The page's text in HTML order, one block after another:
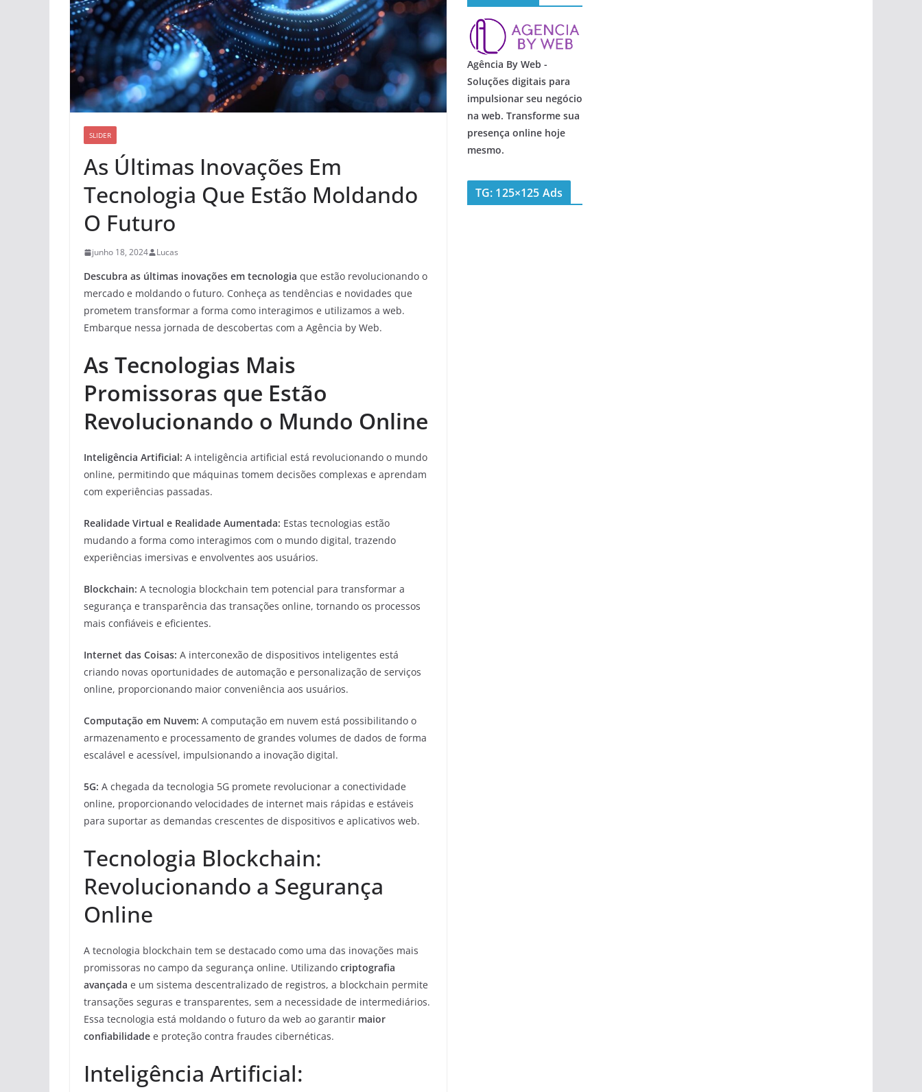
SLIDER
As Últimas Inovações Em
Tecnologia Que Estão Moldando
O Futuro
junho 18, 2024 Lucas
Descubra as últimas inovações em tecnologia que estão revolucionando o
mercado e moldando o futuro. Conheça as tendências e novidades que
prometem transformar a forma como interagimos e utilizamos a web.
Embarque nessa jornada de descobertas com a Agência by Web.
As Tecnologias Mais
Promissoras que Estão
Revolucionando o Mundo Online
Inteligência Artificial: A inteligência artificial está revolucionando o mundo
online, permitindo que máquinas tomem decisões complexas e aprendam
com experiências passadas.
Realidade Virtual e Realidade Aumentada: Estas tecnologias estão
mudando a forma como interagimos com o mundo digital, trazendo
experiências imersivas e envolventes aos usuários.
Blockchain: A tecnologia blockchain tem potencial para transformar a
segurança e transparência das transações online, tornando os processos
mais confiáveis e eficientes.
Internet das Coisas: A interconexão de dispositivos inteligentes está
criando novas oportunidades de automação e personalização de serviços
online, proporcionando maior conveniência aos usuários.
Computação em Nuvem: A computação em nuvem está possibilitando o
armazenamento e processamento de grandes volumes de dados de forma
escalável e acessível, impulsionando a inovação digital.
5G: A chegada da tecnologia 5G promete revolucionar a conectividade
online, proporcionando velocidades de internet mais rápidas e estáveis
para suportar as demandas crescentes de dispositivos e aplicativos web.
Tecnologia Blockchain:
Revolucionando a Segurança
Online
A tecnologia blockchain tem se destacado como uma das inovações mais
promissoras no campo da segurança online. Utilizando criptografia
avançada e um sistema descentralizado de registros, a blockchain permite
transações seguras e transparentes, sem a necessidade de intermediários.
Essa tecnologia está moldando o futuro da web ao garantir maior
confiabilidade e proteção contra fraudes cibernéticas.
Inteligência Artificial:
Agência By Web -
Soluções digitais para
impulsionar seu negócio
na web. Transforme sua
presença online hoje
mesmo.
TG: 125×125 Ads